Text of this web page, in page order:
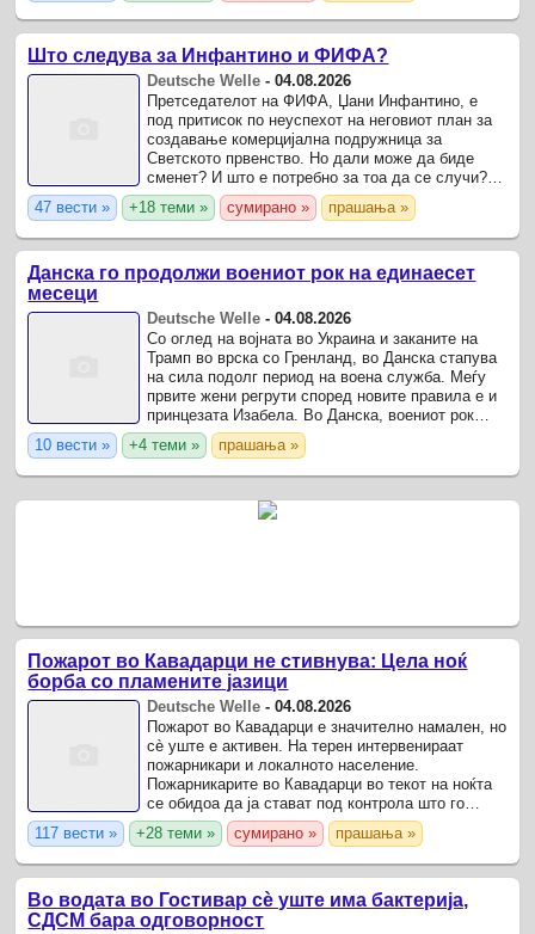
Што следува за Инфантино и ФИФА?
Deutsche Welle -04.08.2026
Претседателот на ФИФА, Џани Инфантино, е
под притисок по неуспехот на неговиот план за
создавање комерцијална подружница за
Светското првенство. Но дали може да биде
сменет? И што е потребно за тоа да се случи?
Откако Џани Инфантино ги своите планови за
создавање комерцијална ...
47 вести » +18 теми » сумирано » прашања »
Данска го продолжи воениот рок на единаесет
месеци
Deutsche Welle -04.08.2026
Со оглед на војната во Украина и заканите на
Трамп во врска со Гренланд, во Данска стапува
на сила подолг период на воена служба. Меѓу
првите жени регрути според новите правила е и
принцезата Изабела. Во Данска, воениот рок
отсега ќе трае 11 месеци, што е речиси трипати
подолго ...
10 вести » +4 теми » прашања »
Пожарот во Кавадарци не стивнува: Цела ноќ
борба со пламените јазици
Deutsche Welle -04.08.2026
Пожарот во Кавадарци е значително намален, но
сè уште е активен. На терен интервенираат
пожарникари и локалното население.
Пожарникарите во Кавадарци во текот на ноќта
се обидоа да ја стават под контрола што го
зафати регионот.
117 вести » +28 теми » сумирано » прашања »
Во водата во Гостивар сѐ уште има бактерија,
СДСМ бара одговорност